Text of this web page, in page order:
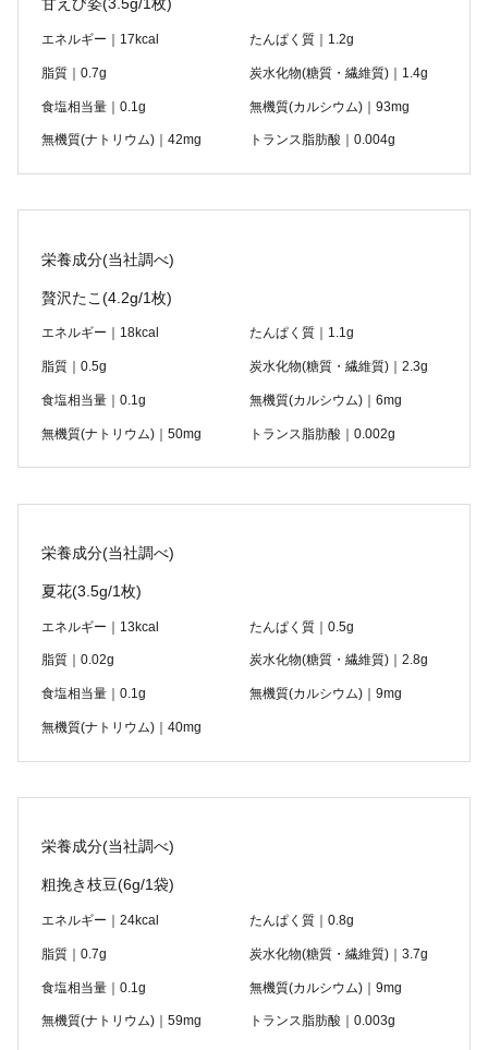
甘えび姿(3.5g/1枚)
エネルギー｜17kcal たんぱく質｜1.2g
脂質｜0.7g 炭水化物(糖質・繊維質)｜1.4g
食塩相当量｜0.1g 無機質(カルシウム)｜93mg
無機質(ナトリウム)｜42mg トランス脂肪酸｜0.004g
栄養成分(当社調べ)
贅沢たこ (4.2g/1枚)
エネルギー｜18kcal たんぱく質｜1.1g
脂質｜0.5g 炭水化物(糖質・繊維質)｜2.3g
食塩相当量｜0.1g 無機質(カルシウム)｜6mg
無機質(ナトリウム)｜50mg トランス脂肪酸｜0.002g
栄養成分(当社調べ)
夏花(3.5g/1枚)
エネルギー｜13kcal たんぱく質｜0.5g
脂質｜0.02g 炭水化物(糖質・繊維質)｜2.8g
食塩相当量｜0.1g 無機質(カルシウム)｜9mg
無機質(ナトリウム)｜40mg
栄養成分(当社調べ)
粗挽き枝豆(6g/1袋)
エネルギー｜24kcal たんぱく質｜0.8g
脂質｜0.7g 炭水化物(糖質・繊維質)｜3.7g
食塩相当量｜0.1g 無機質(カルシウム)｜9mg
無機質(ナトリウム)｜59mg トランス脂肪酸｜0.003g